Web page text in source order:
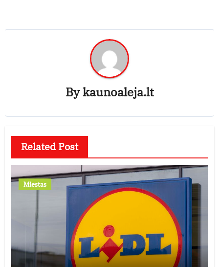
Bykaunoaleja.lt
Related Post
Miestas